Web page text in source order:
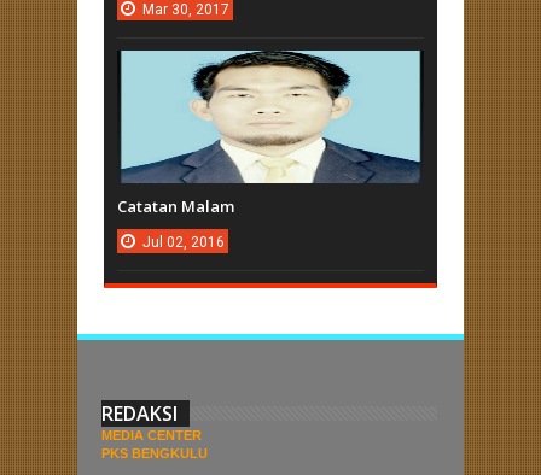
Mar 30, 2017
Catatan Malam
Jul 02, 2016
REDAKSI
MEDIA CENTER
PKS BENGKULU